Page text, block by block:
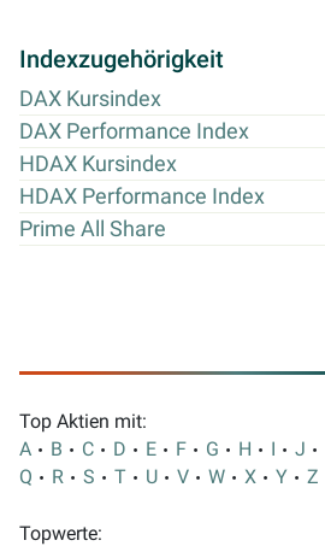
Indexzugehörigkeit
DAX Kursindex
DAX Performance Index
HDAX Kursindex
HDAX Performance Index
Prime All Share
Top Aktien mit:
A
B C D E F G H I J
Q
R S T U V W X Y Z
Topwerte: